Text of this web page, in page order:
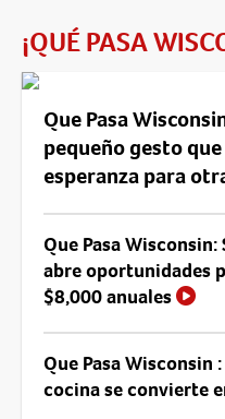
¡QUÉ PASA
Que Pasa
pequeño gesto
esperanza para
Que Pasa
abre oportunidades
$8,000 anuales
Que Pasa Wisconsin
cocina se convierte